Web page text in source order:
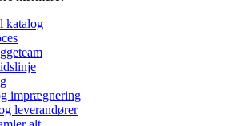
katalog
imprægnering
leverandører